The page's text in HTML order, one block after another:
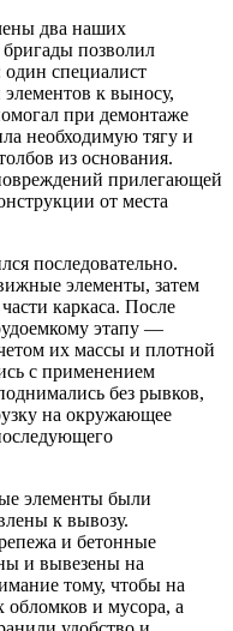
два наших
бригады позволил
один специалист
элементов к выносу,
при демонтаже
необходимую тягу и
из основания.
прилегающей
от места
последовательно.
элементы, затем
каркаса. После
этапу —
их массы и плотной
с применением
без рывков,
на окружающее
элементы были
к вывозу.
и бетонные
и вывезены на
тому, чтобы на
обломков и мусора, а